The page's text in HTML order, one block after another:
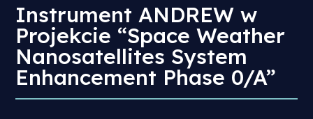
Instrument ANDREW w
Projekcie “Space Weather
Nanosatellites System
Enhancement Phase 0/A”